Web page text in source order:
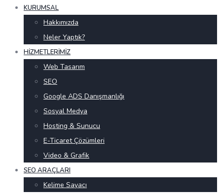
KURUMSAL
Hakkımızda
Neler Yaptık?
HIZMETLERIMIZ
Web Tasarım
SEO
Google ADS Danışmanlığı
Sosyal Medya
Hosting & Sunucu
E-Ticaret Çözümleri
Video & Grafik
SEO ARAÇLARI
Kelime Sayacı